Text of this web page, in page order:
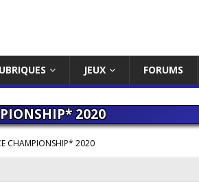
JEUX FORUMS
2020
CHAMPIONSHIP* 2020